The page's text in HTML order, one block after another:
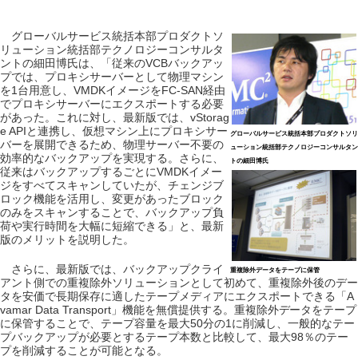
グローバルサービス統括本部プロダクトソリ
ューション統括部テクノロジーコンサルタン
トの細田博氏
重複除外データをテープに保管
グローバルサービス統括本部プロダクトソ
リューション統括部テクノロジーコンサルタ
ントの細田博氏は、「従来のVCBバックアッ
プでは、プロキシサーバーとして物理マシン
を1台用意し、VMDKイメージをFC-SAN経由
でプロキシサーバーにエクスポートする必要
があった。これに対し、最新版では、vStorag
e APIと連携し、仮想マシン上にプロキシサー
バーを展開できるため、物理サーバー不要の
効率的なバックアップを実現する。さらに、
従来はバックアップするごとにVMDKイメー
ジをすべてスキャンしていたが、チェンジブ
ロック機能を活用し、変更があったブロック
のみをスキャンすることで、バックアップ負
荷や実行時間を大幅に短縮できる」と、最新
版のメリットを説明した。
さらに、最新版では、バックアップクライ
アント側での重複除外ソリューションとして初めて、重複除外後のデー
タを安価で長期保存に適したテープメディアにエクスポートできる「A
vamar Data Transport」機能を無償提供する。重複除外データをテープ
に保管することで、テープ容量を最大50分の1に削減し、一般的なテー
プバックアップが必要とするテープ本数と比較して、最大98％のテー
プを削減することが可能となる。